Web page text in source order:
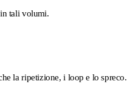
tali volumi.
la ripetizione, i loop e lo spreco.